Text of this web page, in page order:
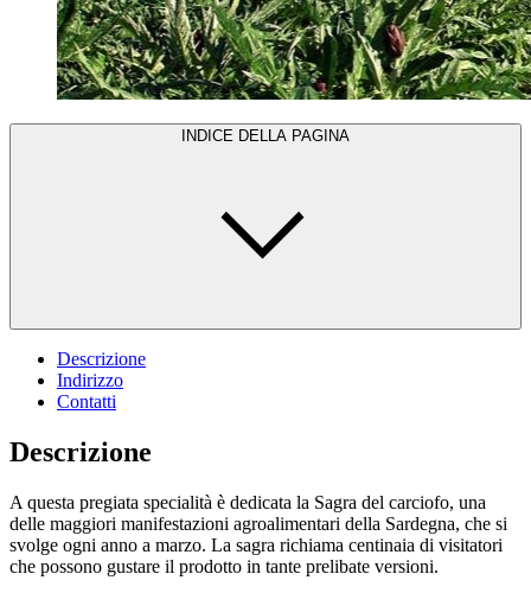
INDICE DELLA PAGINA
Descrizione
Indirizzo
Contatti
Descrizione
A questa pregiata specialità è dedicata la Sagra del carciofo, una
delle maggiori manifestazioni agroalimentari della Sardegna, che si
svolge ogni anno a marzo. La sagra richiama centinaia di visitatori
che possono gustare il prodotto in tante prelibate versioni.